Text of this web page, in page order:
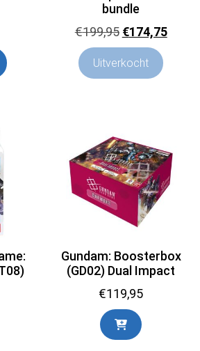
bundle
€199,95
prijs
was:
€174,75
Uitverkocht
Gundam: Boosterbox
(GD02) Dual Impact
€119,95